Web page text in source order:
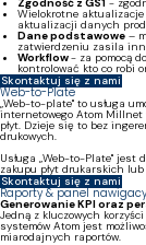
Wielokrotne
aktualizacji danych
Dane podstawowe –
zatwierdzeniu zasila
Workflow- za pomocą
kontrolować kto co robi
Skontaktuj się z nami
Web-to-Plate
„Web-to-plate" to usługa
internetowego Atom Millnet
płyt. Dzieje się to bez
drukowych.
Usługa „Web-to-Plate"
zakupu płyt drukarskich
Skontaktuj się z nami
Raporty & panel
Generowanie KPI oraz
Jedną z kluczowych
systemów Atom jest
miarodajnych raportów.